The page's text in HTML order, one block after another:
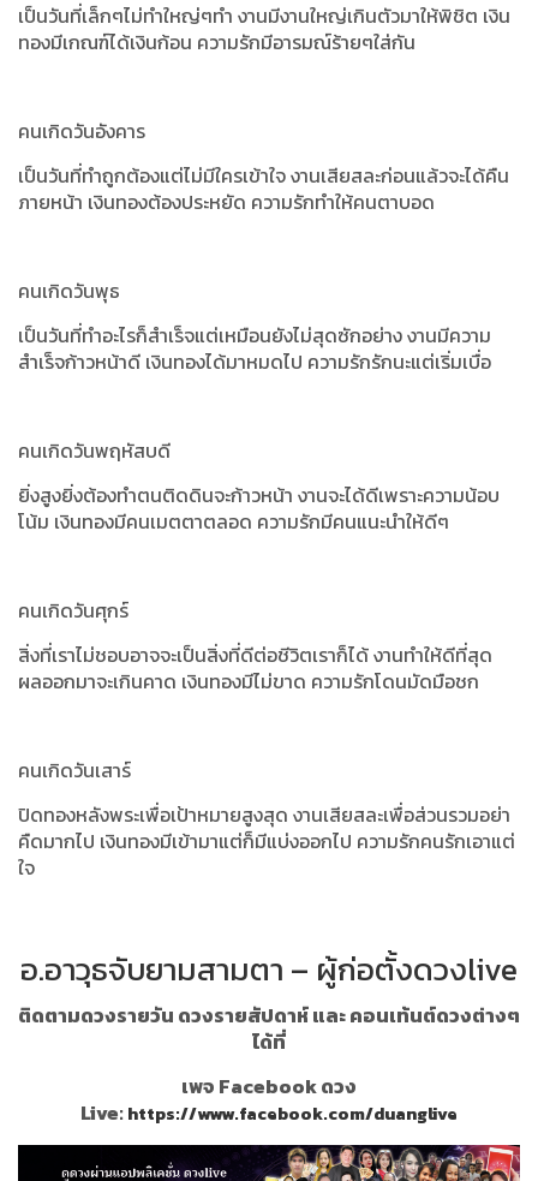
เป็นวันที่เล็กๆไม่ทำใหญ่ๆทำ งานมีงานใหญ่เกินตัวมาให้พิชิต เงิน
ทองมีเกณฑ์ได้เงินก้อน ความรักมีอารมณ์ร้ายๆใส่กัน
คนเกิดวันอังคาร
เป็นวันที่ทำถูกต้องแต่ไม่มีใครเข้าใจ งานเสียสละก่อนแล้วจะได้คืน
ภายหน้า เงินทองต้องประหยัด ความรักทำให้คนตาบอด
คนเกิดวันพุธ
เป็นวันที่ทำอะไรก็สำเร็จแต่เหมือนยังไม่สุดซักอย่าง งานมีความ
สำเร็จก้าวหน้าดี เงินทองได้มาหมดไป ความรักรักนะแต่เริ่มเบื่อ
คนเกิดวันพฤหัสบดี
ยิ่งสูงยิ่งต้องทำตนติดดินจะก้าวหน้า งานจะได้ดีเพราะความน้อบ
โน้ม เงินทองมีคนเมตตาตลอด ความรักมีคนแนะนำให้ดีๆ
คนเกิดวันศุกร์
สิ่งที่เราไม่ชอบอาจจะเป็นสิ่งที่ดีต่อชีวิตเราก็ได้ งานทำให้ดีที่สุด
ผลออกมาจะเกินคาด เงินทองมีไม่ขาด ความรักโดนมัดมือชก
คนเกิดวันเสาร์
ปิดทองหลังพระเพื่อเป้าหมายสูงสุด งานเสียสละเพื่อส่วนรวมอย่า
คืดมากไป เงินทองมีเข้ามาแต่ก็มีแบ่งออกไป ความรักคนรักเอาแต่
ใจ
อ.อาวุธจับยามสามตา – ผู้ก่อตั้งดวงlive
ติดตามดวงรายวัน ดวงรายสัปดาห์ และ คอนเท้นต์ดวงต่างๆ
ได้ที่
เพจ Facebook ดวง
Live:https://www.facebook.com/duanglive